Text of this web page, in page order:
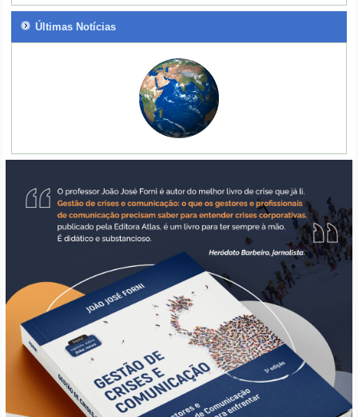
Últimas Notícias